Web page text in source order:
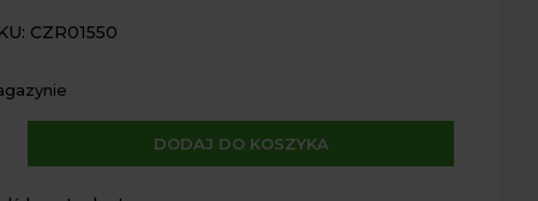
CZR01550
DODAJ DO KOSZYKA